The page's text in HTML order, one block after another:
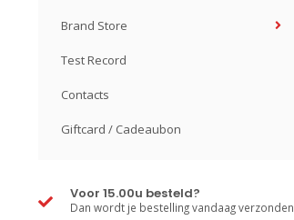
Brand Store
Test Record
Contacts
Giftcard / Cadeaubon
Voor 15.00u besteld?
Dan wordt je bestelling vandaag verzonden